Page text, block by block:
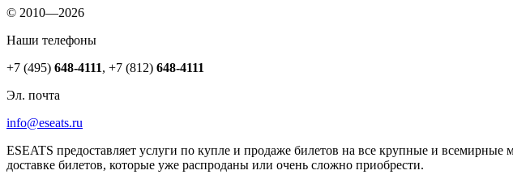
© 2010—2026
Наши телефоны
+7 (495) 648-4111, +7 (812) 648-4111
Эл. почта
info@eseats.ru
ESEATS предоставляет услуги по купле и продаже билетов на все крупные и
доставке билетов, которые уже распроданы или очень сложно приобрести.